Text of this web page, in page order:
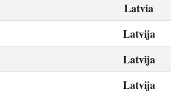
Latvia
Latvija
Latvija
Latvija